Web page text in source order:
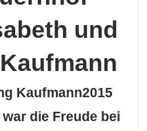
und
die Freude bei